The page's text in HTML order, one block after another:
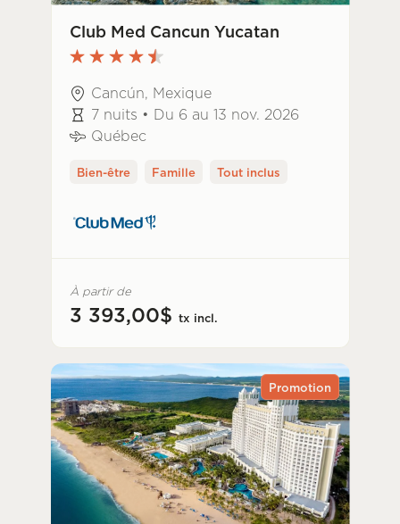
Club Med Cancun Yucatan
Cancún, Mexique
7 nuits • Du 6 au 13 nov. 2026
Québec
Bien-être Famille Tout inclus
À partir de
3 393,00$ tx incl.
Promotion